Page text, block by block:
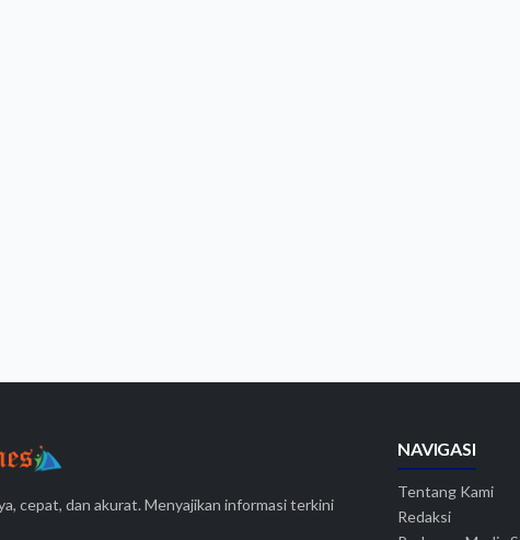
cepat, dan akurat. Menyajikan informasi terkini
NAVIGASI
Tentang Kami
Redaksi